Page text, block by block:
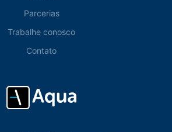
Parcerias
Trabalhe conosco
Contato